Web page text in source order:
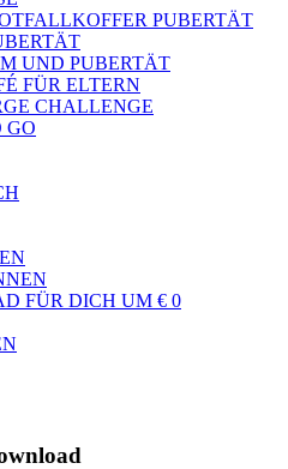
PUBERTÄT
UND PUBERTÄT
FÜR ELTERN
CHALLENGE
GO
FÜR DICH UM € 0